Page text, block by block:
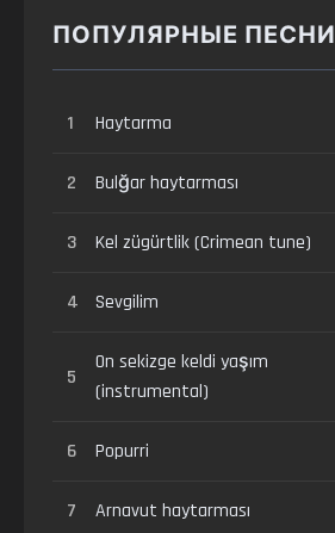
ПОПУЛЯРНЫЕ ПЕСНИ
1 Haytarma
2 Bulğar haytarması
3 Kel zügürtlik (Crimean tune)
4 Sevgilim
5
On sekizge keldi yaşım
(instrumental)
6 Popurri
7 Arnavut haytarması